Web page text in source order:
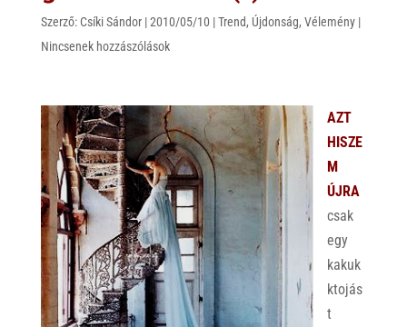
Szerző: Csíki Sándor|2010/05/10 |Trend, Újdonság, Vélemény|
Nincsenek hozzászólások
AZT
HISZE
M
ÚJRA
csak
egy
kakuk
ktojás
t